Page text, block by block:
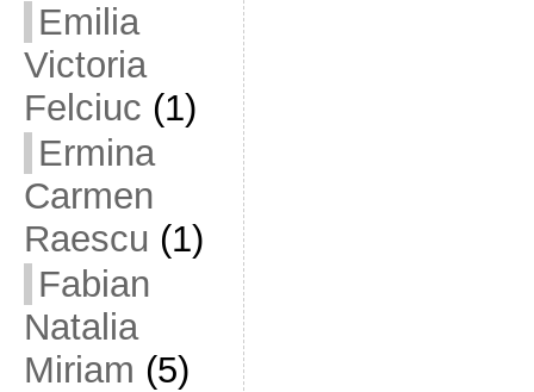
Emilia
Victoria
Felciuc (1)
Ermina
Carmen
Raescu (1)
Fabian
Natalia
Miriam (5)